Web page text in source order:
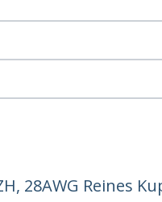
28AWG Reines